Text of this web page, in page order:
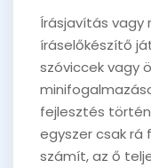
Írásjavítás vagy
íráselőkészítő
szóviccek vagy
fejlesztés
egyszer csak rá
számít, az ő